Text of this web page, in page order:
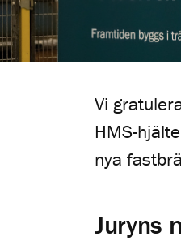
Vi
HMS-
nya
Juryns